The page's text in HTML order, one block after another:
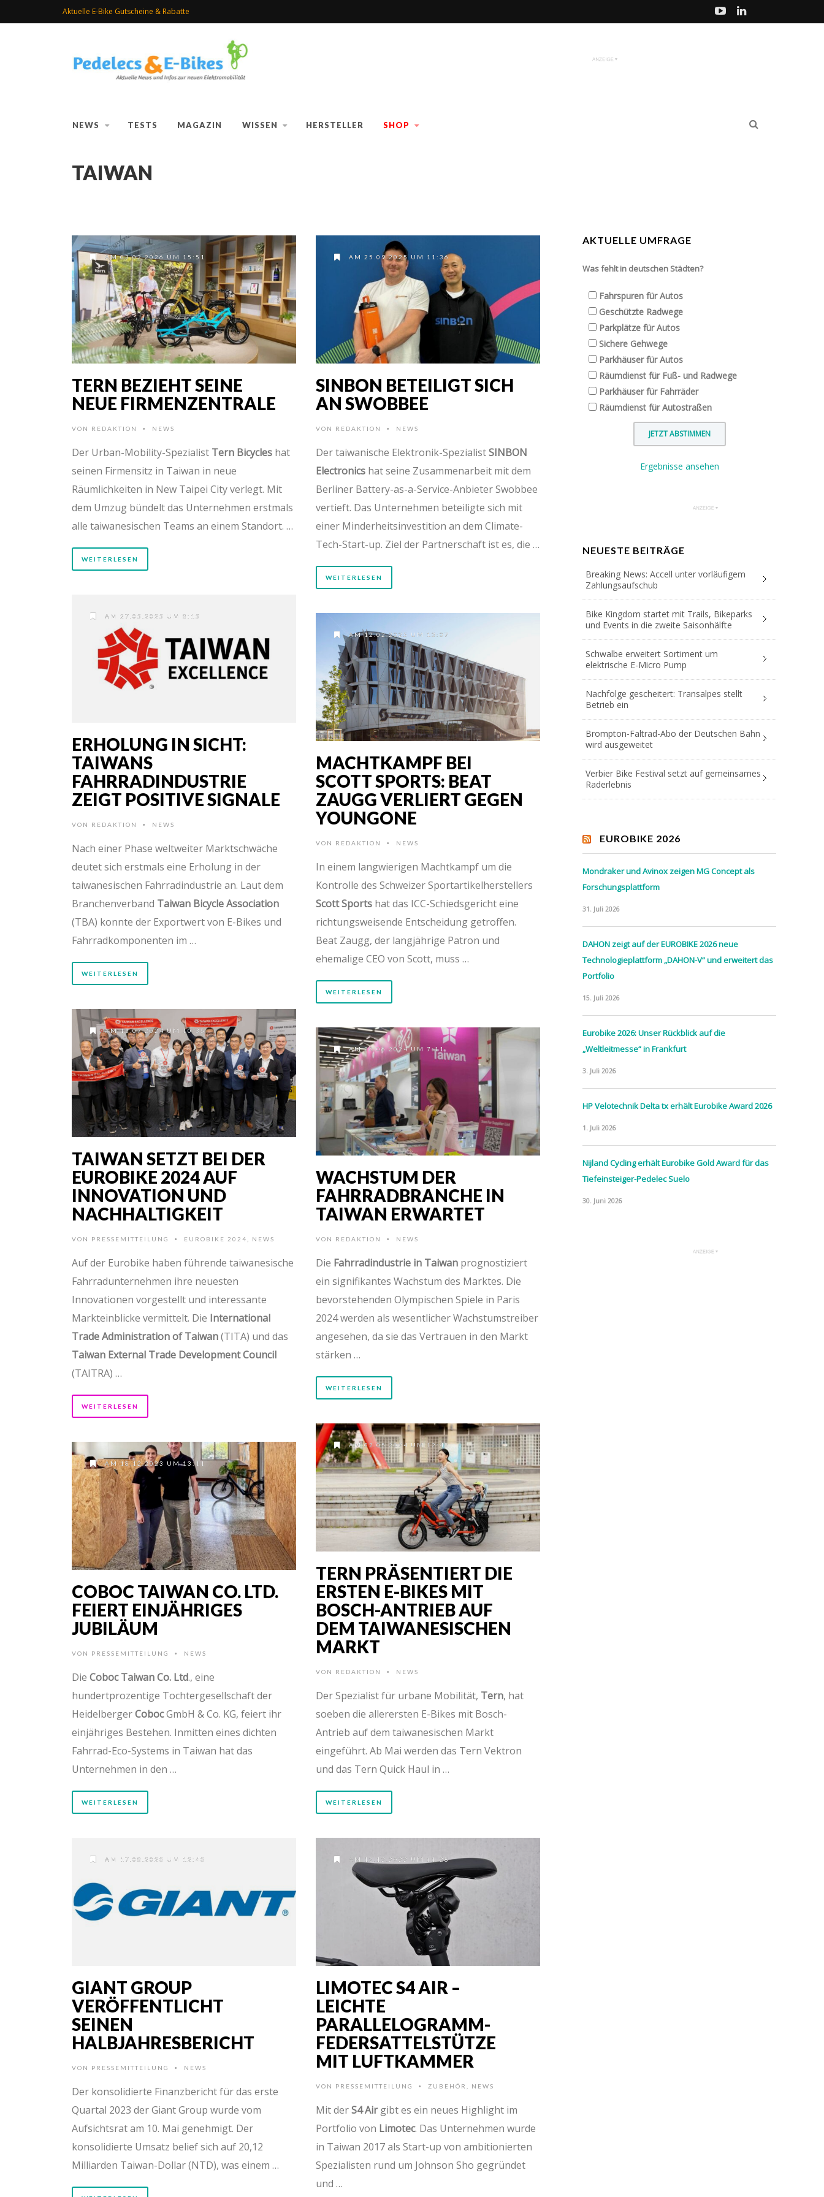
Aktuelle E-Bike Gutscheine & Rabatte
NEWS TESTS MAGAZIN WISSEN HERSTELLER SHOP
TAIWAN
AM 03.02.2026 UM 15:51
TERN BEZIEHT SEINE
NEUE FIRMENZENTRALE
VON REDAKTION • NEWS
Der Urban-Mobility-Spezialist Tern Bicycles hat
seinen Firmensitz in Taiwan in neue
Räumlichkeiten in New Taipei City verlegt. Mit
dem Umzug bündelt das Unternehmen erstmals
alle taiwanesischen Teams an einem Standort. …
WEITERLESEN
AM 25.09.2025 UM 11:36
SINBON BETEILIGT SICH
AN SWOBBEE
VON REDAKTION • NEWS
Der taiwanische Elektronik-SpezialistSINBON
Electronics hat seine Zusammenarbeit mit dem
Berliner Battery-as-a-Service-Anbieter Swobbee
vertieft. Das Unternehmen beteiligte sich mit
einer Minderheitsinvestition an dem Climate-
Tech-Start-up. Ziel der Partnerschaft ist es, die …
WEITERLESEN
AM 27.05.2025 UM 8:15
ERHOLUNG IN SICHT:
TAIWANS
FAHRRADINDUSTRIE
ZEIGT POSITIVE SIGNALE
VON REDAKTION • NEWS
Nach einer Phase weltweiter Marktschwäche
deutet sich erstmals eine Erholung in der
taiwanesischen Fahrradindustrie an. Laut dem
Branchenverband Taiwan Bicycle Association
(TBA) konnte der Exportwert von E-Bikes und
Fahrradkomponenten im …
WEITERLESEN
AM 12.02.2025 UM 13:07
MACHTKAMPF BEI
SCOTT SPORTS: BEAT
ZAUGG VERLIERT GEGEN
YOUNGONE
VON REDAKTION • NEWS
In einem langwierigen Machtkampf um die
Kontrolle des Schweizer Sportartikelherstellers
Scott Sports hat das ICC-Schiedsgericht eine
richtungsweisende Entscheidung getroffen.
Beat Zaugg, der langjährige Patron und
ehemalige CEO von Scott, muss …
WEITERLESEN
AM 13.07.2024 UM 10:35
TAIWAN SETZT BEI DER
EUROBIKE 2024 AUF
INNOVATION UND
NACHHALTIGKEIT
VON PRESSEMITTEILUNG • EUROBIKE 2024 NEWS
Auf der Eurobike haben führende taiwanesische
Fahrradunternehmen ihre neuesten
Innovationen vorgestellt und interessante
Markteinblicke vermittelt. Die International
Trade Administration of Taiwan(TITA) und das
Taiwan External Trade Development Council
(TAITRA) …
WEITERLESEN
AM 26.06.2024 UM 7:11
WACHSTUM DER
FAHRRADBRANCHE IN
TAIWAN ERWARTET
VON REDAKTION • NEWS
Die Fahrradindustrie in Taiwan prognostiziert
ein signifikantes Wachstum des Marktes. Die
bevorstehenden Olympischen Spiele in Paris
2024 werden als wesentlicher Wachstumstreiber
angesehen, da sie das Vertrauen in den Markt
stärken …
WEITERLESEN
AM 02.05.2024 UM 12:48
TERN PRÄSENTIERT DIE
ERSTEN E-BIKES MIT
BOSCH-ANTRIEB AUF
DEM TAIWANESISCHEN
MARKT
VON REDAKTION • NEWS
Der Spezialist für urbane Mobilität, Tern, hat
soeben die allerersten E-Bikes mit Bosch-
Antrieb auf dem taiwanesischen Markt
eingeführt. Ab Mai werden das Tern Vektron
und das Tern Quick Haul in …
WEITERLESEN
AM 18.12.2023 UM 13:11
COBOC TAIWAN CO. LTD.
FEIERT EINJÄHRIGES
JUBILÄUM
VON PRESSEMITTEILUNG • NEWS
Die Coboc Taiwan Co. Ltd., eine
hundertprozentige Tochtergesellschaft der
HeidelbergerCobocGmbH & Co. KG, feiert ihr
einjähriges Bestehen. Inmitten eines dichten
Fahrrad-Eco-Systems in Taiwan hat das
Unternehmen in den …
WEITERLESEN
AM 17.08.2023 UM 12:43
GIANT GROUP
VERÖFFENTLICHT
SEINEN
HALBJAHRESBERICHT
VON PRESSEMITTEILUNG • NEWS
Der konsolidierte Finanzbericht für das erste
Quartal 2023 der Giant Group wurde vom
Aufsichtsrat am 10. Mai genehmigt. Der
konsolidierte Umsatz belief sich auf 20,12
Milliarden Taiwan-Dollar (NTD), was einem …
AM 12.12.2022 UM 11:28
LIMOTEC S4 AIR –
LEICHTE
PARALLELOGRAMM-
FEDERSATTELSTÜTZE
MIT LUFTKAMMER
VON PRESSEMITTEILUNG • ZUBEHÖR NEWS
Mit derS4 Airgibt es ein neues Highlight im
Portfolio von Limotec. Das Unternehmen wurde
in Taiwan 2017 als Start-up von ambitionierten
Spezialisten rund um Johnson Sho gegründet
und …
AKTUELLE UMFRAGE
Was fehlt in deutschen Städten?
Fahrspuren für Autos
Geschützte Radwege
Parkplätze für Autos
Sichere Gehwege
Parkhäuser für Autos
Räumdienst für Fuß- und Radwege
Parkhäuser für Fahrräder
Räumdienst für Autostraßen
Ergebnisse ansehen
NEUESTE BEITRÄGE
Breaking News: Accell unter vorläufigem
Zahlungsaufschub
Bike Kingdom startet mit Trails, Bikeparks
und Events in die zweite Saisonhälfte
Schwalbe erweitert Sortiment um
elektrische E-Micro Pump
Nachfolge gescheitert: Transalpes stellt
Betrieb ein
Brompton-Faltrad-Abo der Deutschen Bahn
wird ausgeweitet
Verbier Bike Festival setzt auf gemeinsames
Raderlebnis
EUROBIKE 2026
Mondraker und Avinox zeigen MG Concept als
Forschungsplattform
31. Juli 2026
DAHON zeigt auf der EUROBIKE 2026 neue
Technologieplattform „DAHON-V“ und erweitert das
Portfolio
15. Juli 2026
Eurobike 2026: Unser Rückblick auf die
„Weltleitmesse“ in Frankfurt
3. Juli 2026
HP Velotechnik Delta tx erhält Eurobike Award 2026
1. Juli 2026
Nijland Cycling erhält Eurobike Gold Award für das
Tiefeinsteiger-Pedelec Suelo
30. Juni 2026